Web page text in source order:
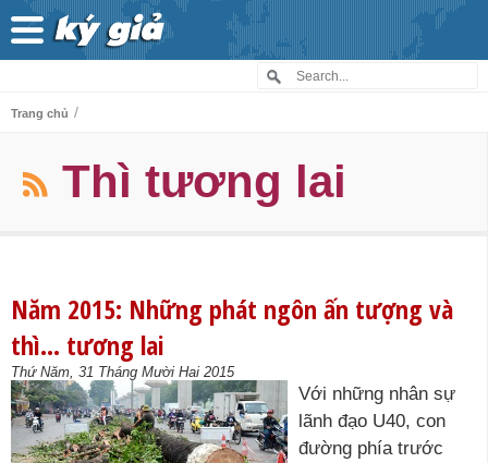
Trang chủ /
Thì tương lai
Năm 2015: Những phát ngôn ấn tượng và
thì… tương lai
Thứ Năm, 31 Tháng Mười Hai 2015
Với những nhân sự
lãnh đạo U40, con
đường phía trước